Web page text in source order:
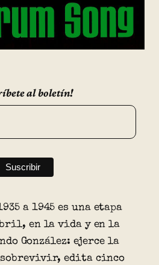
al boletín!
a 1945 es una etapa
en la vida y en la
González: ejerce la
sobrevivir, edita cinco